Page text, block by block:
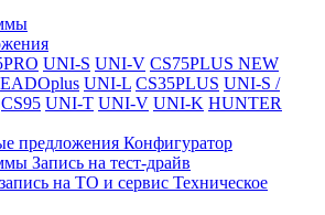
UNI-S UNI-V CS75PLUS NEW
EADOplus UNI-L CS35PLUS UNI-S /
CS95 UNI-T UNI-V UNI-K HUNTER
предложения Конфигуратор
Запись на тест-драйв
на ТО и сервис Техническое